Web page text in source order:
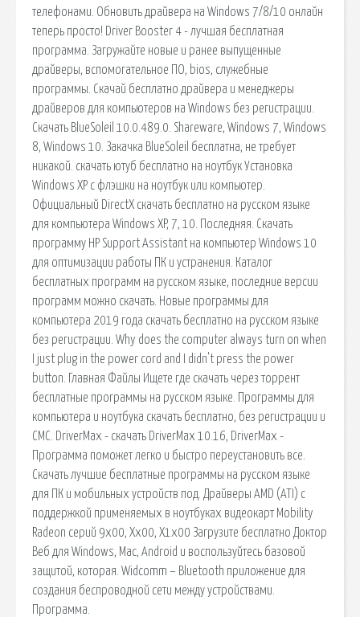
телефонами. Обновить драйвера на Windows 7/8/10 онлайн
теперь просто! Driver Booster 4 - лучшая бесплатная
программа. Загружайте новые и ранее выпущенные
драйверы, вспомогательное ПО, bios, служебные
программы. Скачай бесплатно драйвера и менеджеры
драйверов для компьютеров на Windows без регистрации.
Скачать BlueSoleil 10.0.489.0. Shareware, Windows 7, Windows
8, Windows 10. Закачка BlueSoleil бесплатна, не требует
никакой. скачать ютуб бесплатно на ноутбук Установка
Windows XP с флэшки на ноутбук или компьютер.
Официальный DirectX скачать бесплатно на русском языке
для компьютера Windows XP, 7, 10. Последняя. Скачать
программу HP Support Assistant на компьютер Windows 10
для оптимизации работы ПК и устранения. Каталог
бесплатных программ на русском языке, последние версии
программ можно скачать. Новые программы для
компьютера 2019 года скачать бесплатно на русском языке
без регистрации. Why does the computer always turn on when
I just plug in the power cord and I didn't press the power
button. Главная Файлы Ищете где скачать через торрент
бесплатные программы на русском языке. Программы для
компьютера и ноутбука скачать бесплатно, без регистрации и
СМС. DriverMax - скачать DriverMax 10.16, DriverMax -
Программа поможет легко и быстро переустановить все.
Скачать лучшие бесплатные программы на русском языке
для ПК и мобильных устройств под. Драйверы AMD (ATI) с
поддержкой применяемых в ноутбуках видеокарт Mobility
Radeon серий 9x00, Xx00, X1x00 Загрузите бесплатно Доктор
Веб для Windows, Mac, Android и воспользуйтесь базовой
защитой, которая. Widcomm – Bluetooth приложение для
создания беспроводной сети между устройствами.
Программа.